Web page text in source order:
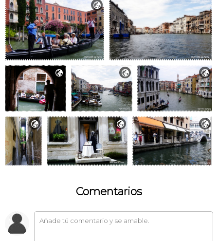

  
  
Comentarios